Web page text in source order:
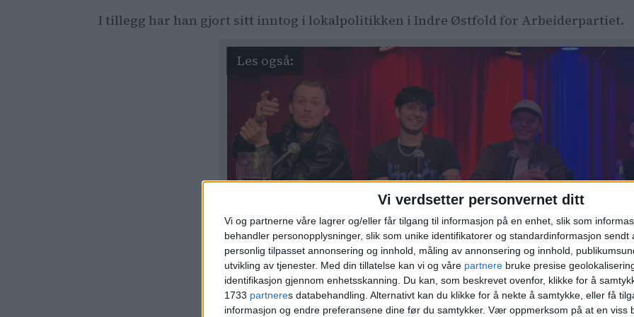
Vi verdsetter personvernet ditt
Vi og partnerne våre lagrer og/eller får tilgang til informasjon på en enhet, slik som
behandler personopplysninger, slik som unike identifikatorer og standardinformasjon sendt
personlig tilpasset annonsering og innhold, måling av annonsering og innhold,
utvikling av tjenester. Med din tillatelse kan vi og våre partnere bruke presise
identifikasjon gjennom enhetsskanning. Du kan, som beskrevet ovenfor, klikke for å
1733 partneres databehandling. Alternativt kan du klikke for å nekte å samtykke, eller få
informasjon og endre preferansene dine før du samtykker. Vær oppmerksom på at en viss
I tillegg har han gjort sitt inntog i lokalpolitikken i Indre Østfold for Arbeiderpartiet.
Utelivsaktører i Oslo: – Det kommer